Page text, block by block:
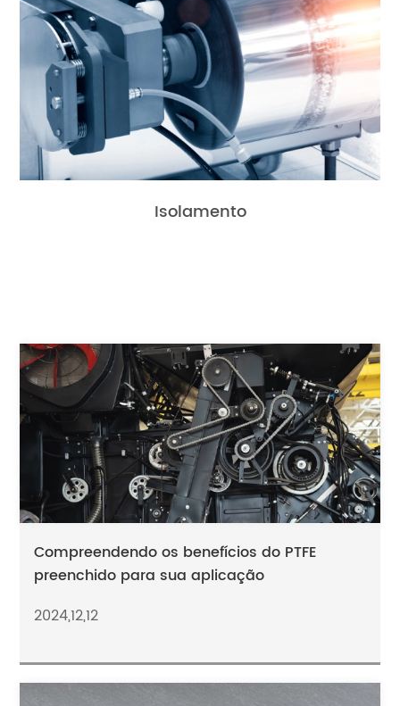
Isolamento
Compreendendo os benefícios do PTFE
preenchido para sua aplicação
2024,12,12